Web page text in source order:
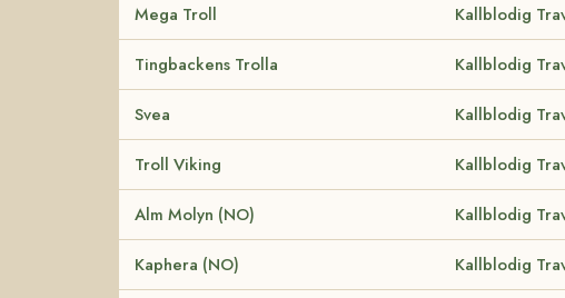
Mega Troll Kallblodig
Tingbackens Trolla Kallblodig
Svea Kallblodig
Troll Viking Kallblodig
Alm Molyn (NO) Kallblodig
Kaphera (NO) Kallblodig